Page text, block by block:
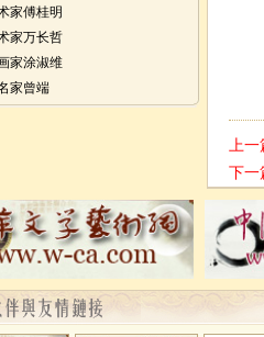
家傅桂明
家万长哲
家涂淑维
家曾端
上一
下一